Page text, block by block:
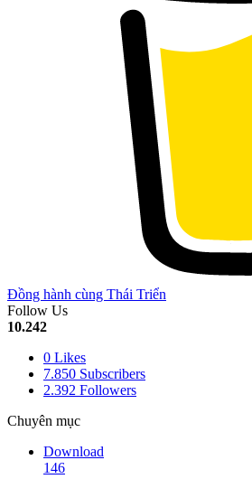
Đồng hành cùng Thái Triển
Follow Us
10.242
0 Likes
7.850 Subscribers
2.392 Followers
Chuyên mục
Download
146